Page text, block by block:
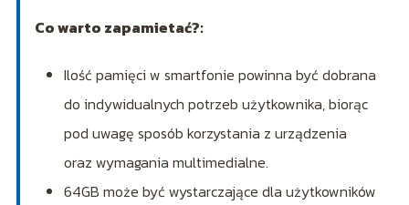
Co warto zapamietać?:
Ilość pamięci w smartfonie powinna być dobrana
do indywidualnych potrzeb użytkownika, biorąc
pod uwagę sposób korzystania z urządzenia
oraz wymagania multimedialne.
64GB może być wystarczające dla użytkowników